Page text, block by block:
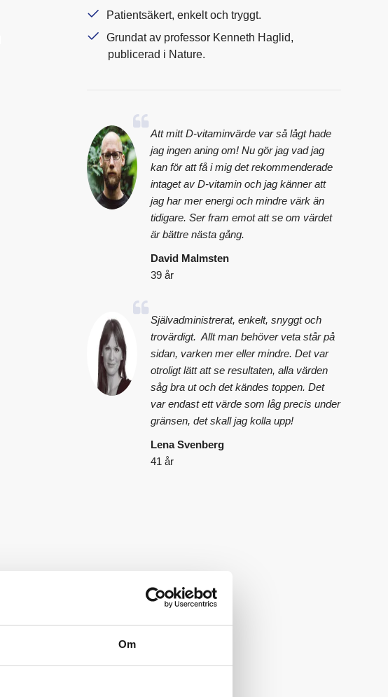
Om
Patientsäkert, enkelt och tryggt.
Grundat av professor Kenneth Haglid,
publicerad i Nature.
Att mitt D-vitaminvärde var så lågt hade
jag ingen aning om! Nu gör jag vad jag
kan för att få i mig det rekommenderade
intaget av D-vitamin och jag känner att
jag har mer energi och mindre värk än
tidigare. Ser fram emot att se om värdet
är bättre nästa gång.
David Malmsten
39 år
Självadministrerat, enkelt, snyggt och
trovärdigt. Allt man behöver veta står på
sidan, varken mer eller mindre. Det var
otroligt lätt att se resultaten, alla värden
såg bra ut och det kändes toppen. Det
var endast ett värde som låg precis under
gränsen, det skall jag kolla upp!
Lena Svenberg
41 år